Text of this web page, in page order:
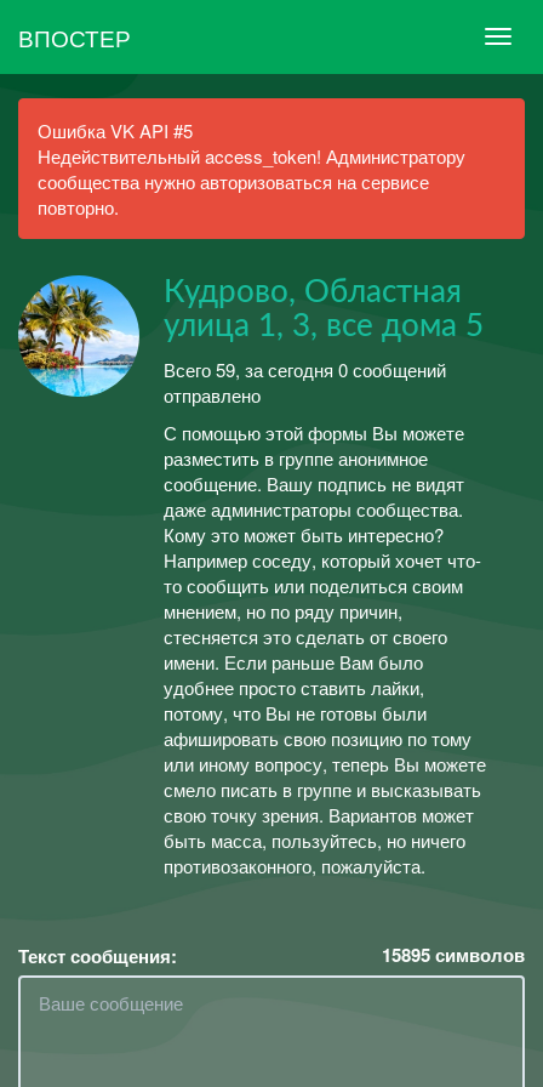
ВПОСТЕР
Ошибка VK API #5
Недействительный access_token! Администратору
сообщества нужно авторизоваться на сервисе
повторно.
Кудрово, Областная
улица 1, 3, все дома 5
Всего 59, за сегодня 0 сообщений
отправлено
С помощью этой формы Вы можете
разместить в группе анонимное
сообщение. Вашу подпись не видят
даже администраторы сообщества.
Кому это может быть интересно?
Например соседу, который хочет что-
то сообщить или поделиться своим
мнением, но по ряду причин,
стесняется это сделать от своего
имени. Если раньше Вам было
удобнее просто ставить лайки,
потому, что Вы не готовы были
афишировать свою позицию по тому
или иному вопросу, теперь Вы можете
смело писать в группе и высказывать
свою точку зрения. Вариантов может
быть масса, пользуйтесь, но ничего
противозаконного, пожалуйста.
Текст сообщения: 15895символов